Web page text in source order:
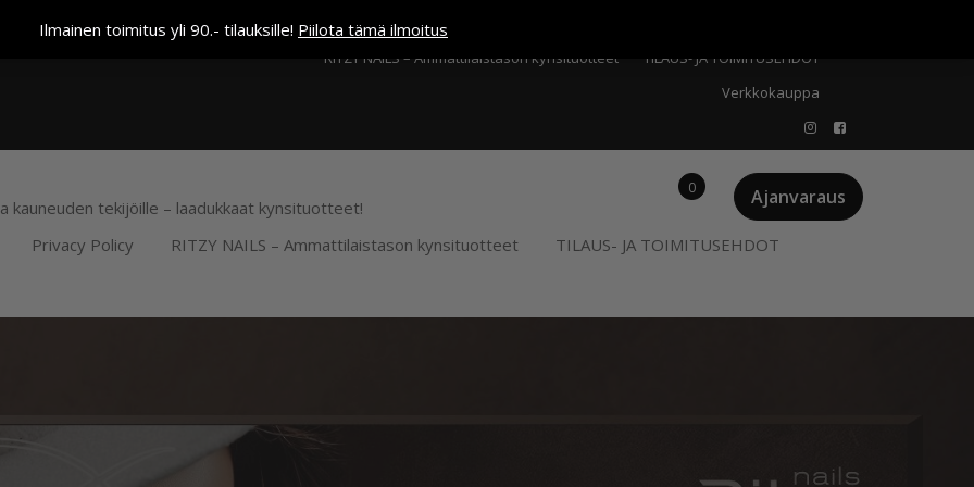
Ilmainen toimitus yli 90.- tilauksille! Piilota tämä ilmoitusKassa
RITZY NAILS – Ammattilaistason kynsituotteet
TILAUS- JA TOIMITUSEHDOT
Verkkokauppa
kauneuden tekijöille – laadukkaat kynsituotteet! Ajanvaraus
0
Privacy Policy RITZY NAILS – Ammattilaistason kynsituotteet TILAUS- JA TOIMITUSEHDOT